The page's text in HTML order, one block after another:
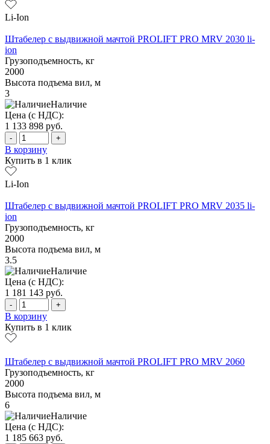
Li-Ion
Штабелер с выдвижной мачтой PROLIFT PRO MRV 2030 li-
ion
Грузоподъемность, кг
2000
Высота подъема вил, м
3
Наличие
Цена (с НДС):
1 133 898 руб.
- +
В корзину
Купить в 1 клик
Li-Ion
Штабелер с выдвижной мачтой PROLIFT PRO MRV 2035 li-
ion
Грузоподъемность, кг
2000
Высота подъема вил, м
3.5
Наличие
Цена (с НДС):
1 181 143 руб.
- +
В корзину
Купить в 1 клик
Штабелер с выдвижной мачтой PROLIFT PRO MRV 2060
Грузоподъемность, кг
2000
Высота подъема вил, м
6
Наличие
Цена (с НДС):
1 185 663 руб.